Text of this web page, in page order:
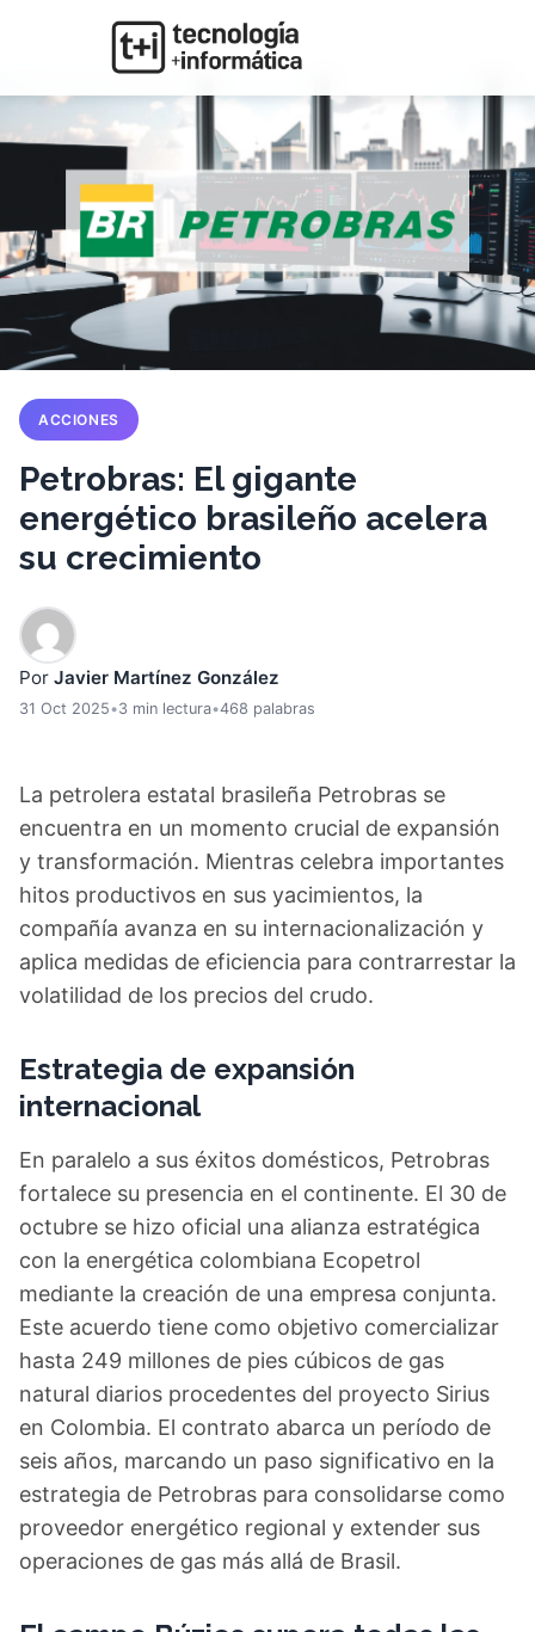
ACCIONES
Petrobras: El gigante
energético brasileño acelera
su crecimiento
Por Javier Martínez González
31 Oct 2025•3 min lectura•468 palabras
La petrolera estatal brasileña Petrobras se
encuentra en un momento crucial de expansión
y transformación. Mientras celebra importantes
hitos productivos en sus yacimientos, la
compañía avanza en su internacionalización y
aplica medidas de eficiencia para contrarrestar la
volatilidad de los precios del crudo.
Estrategia de expansión
internacional
En paralelo a sus éxitos domésticos, Petrobras
fortalece su presencia en el continente. El 30 de
octubre se hizo oficial una alianza estratégica
con la energética colombiana Ecopetrol
mediante la creación de una empresa conjunta.
Este acuerdo tiene como objetivo comercializar
hasta 249 millones de pies cúbicos de gas
natural diarios procedentes del proyecto Sirius
en Colombia. El contrato abarca un período de
seis años, marcando un paso significativo en la
estrategia de Petrobras para consolidarse como
proveedor energético regional y extender sus
operaciones de gas más allá de Brasil.